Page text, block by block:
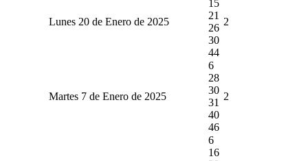
Lunes 20 de Enero de 2025
15
21
26
30
44
2
Martes 7 de Enero de 2025
6
28
30
31
40
46
2
6
16